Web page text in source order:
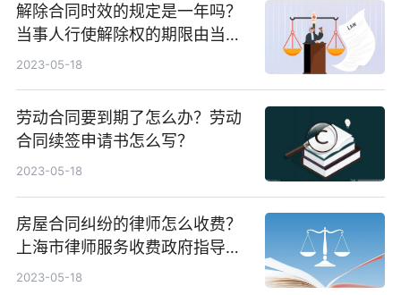
解除合同时效的规定是一年吗？
当事人行使解除权的期限由当事
人约定吗？
2023-05-18
劳动合同要到期了怎么办？劳动
合同续签申请书怎么写？
2023-05-18
房屋合同纠纷的律师怎么收费？
上海市律师服务收费政府指导价
标准介绍
2023-05-18